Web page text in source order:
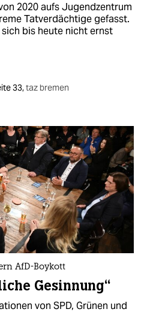
2020 aufs Jugendzentrum
Tatverdächtige gefasst.
sich bis heute nicht ernst
33,taz bremen
AfD-Boykott
Gesinnung“
von SPD, Grünen und